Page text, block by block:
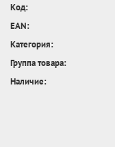
Код:
EAN:
Категория:
Группа товара:
Наличие: